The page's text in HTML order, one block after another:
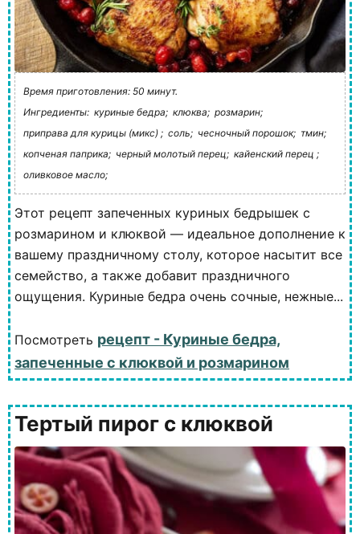
Время приготовления: 50 минут.
Ингредиенты: куриные бедра; клюква; розмарин;
приправа для курицы (микс) ; соль; чесночный порошок; тмин;
копченая паприка; черный молотый перец; кайенский перец ;
оливковое масло;
Этот рецепт запеченных куриных бедрышек с
розмарином и клюквой — идеальное дополнение к
вашему праздничному столу, которое насытит все
семейство, а также добавит праздничного
ощущения. Куриные бедра очень сочные, нежные...
Посмотреть рецепт - Куриные бедра,
запеченные с клюквой и розмарином
Тертый пирог с клюквой